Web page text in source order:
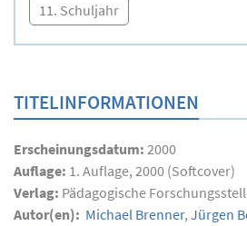
11. Schuljahr
TITELINFORMATIONEN
Erscheinungsdatum: 2000
Auflage: 1. Auflage, 2000 (Softcover)
Verlag: Pädagogische
Autor(en): Michael Brenner, Jürgen